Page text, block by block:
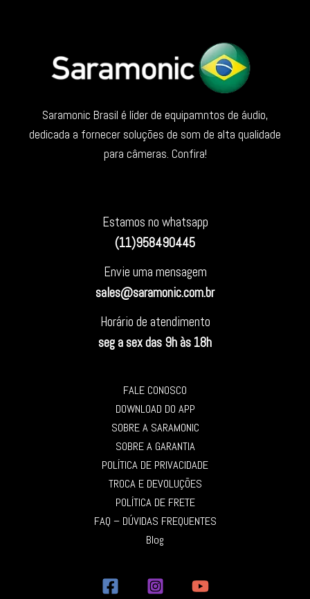
Saramonic Brasil é líder de equipamntos de áudio,
dedicada a fornecer soluções de som de alta qualidade
para câmeras. Confira!
Estamos no whatsapp
(11)958490445
Envie uma mensagem
sales@saramonic.com.br
Horário de atendimento
seg a sex das 9h às 18h
FALE CONOSCO
DOWNLOAD DO APP
SOBRE A SARAMONIC
SOBRE A GARANTIA
POLÍTICA DE PRIVACIDADE
TROCA E DEVOLUÇÕES
POLÍTICA DE FRETE
FAQ – DÚVIDAS FREQUENTES
Blog